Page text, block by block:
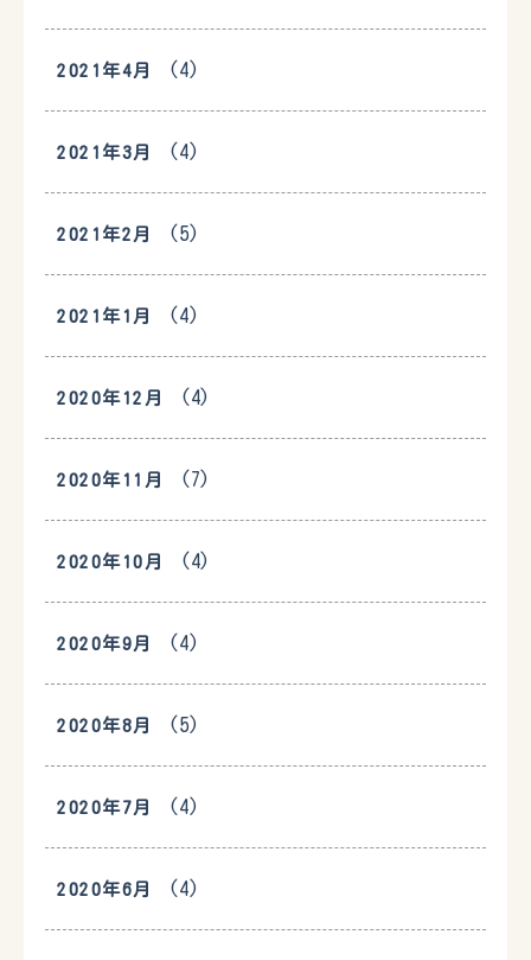
2021年4月 (4)
2021年3月 (4)
2021年2月 (5)
2021年1月 (4)
2020年12月 (4)
2020年11月 (7)
2020年10月 (4)
2020年9月 (4)
2020年8月 (5)
2020年7月 (4)
2020年6月 (4)